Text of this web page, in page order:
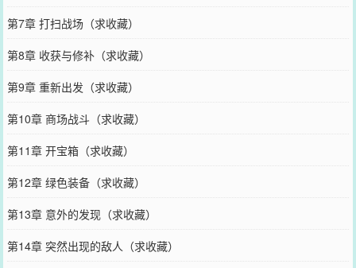
第7章 打扫战场（求收藏）
第8章 收获与修补（求收藏）
第9章 重新出发（求收藏）
第10章 商场战斗（求收藏）
第11章 开宝箱（求收藏）
第12章 绿色装备（求收藏）
第13章 意外的发现（求收藏）
第14章 突然出现的敌人（求收藏）